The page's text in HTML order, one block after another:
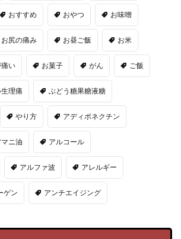
おすすめ おやつ お味噌
お尻の痛み お昼ご飯 お米
い お菓子 がん ご飯
理痛 ぶどう糖果糖液糖
やり方 アディポネクチン
マニ油 アルコール
アルファ波 アレルギー
ゲン アンチエイジング